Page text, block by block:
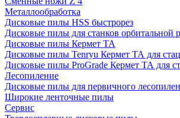
Металлообработка
Дисковые пилы HSS быстрорез
Дисковые пилы для станков орбитальной
Дисковые пилы Кермет ТА
Дисковые пилы Tenryu Кермет ТА для
Дисковые пилы ProGrade Кермет ТА для
Лесопиление
Дисковые пилы для первичного
Широкие ленточные пилы
Сервис